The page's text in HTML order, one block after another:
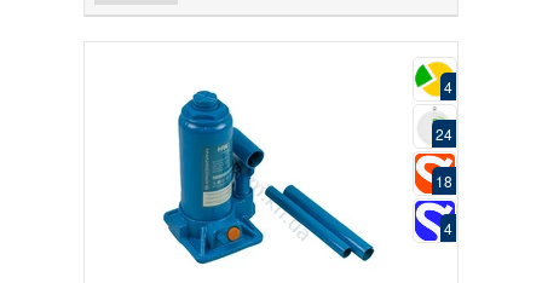
4
24
18
4